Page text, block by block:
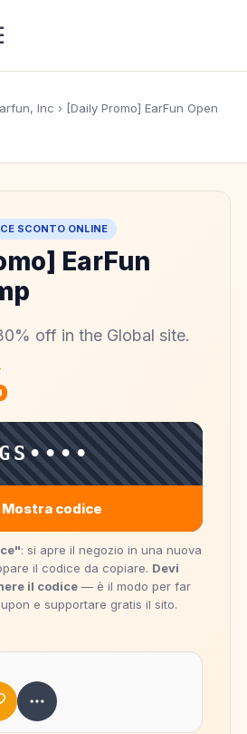
Inc › [Daily Promo] EarFun Open
SCONTO ONLINE
EarFun
off in the Global site.
Mostra codice
: si apre il negozio in una nuova
il codice da copiare. Devi
il codice— è il modo per far
e supportare gratis il sito.